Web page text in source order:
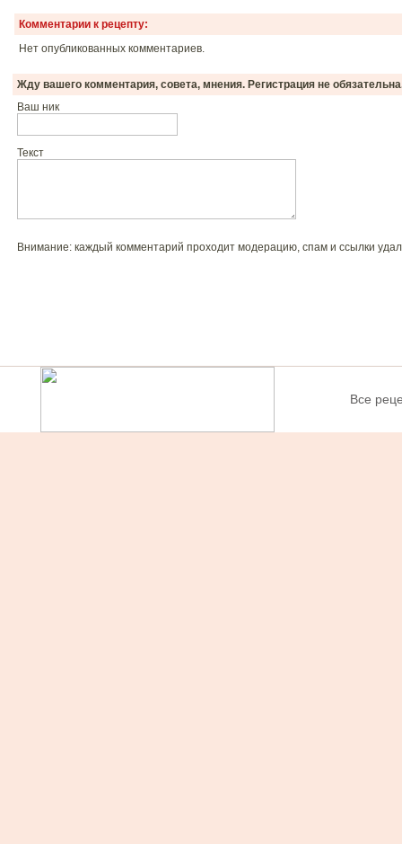
Комментарии к рецепту:
Нет опубликованных комментариев.
Жду вашего комментария, совета, мнения. Регистрация не
Ваш ник
Текст
Внимание: каждый комментарий проходит модерацию, спам и ссылки
Все